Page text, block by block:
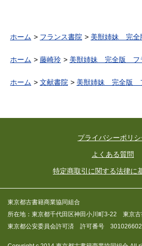
ホーム フランス書院 美獣姉妹 完全
ホーム 藤崎玲 美獣姉妹 完全版 フ
ホーム 文献書院 美獣姉妹 完全版
プライバシーポリシ
よくある質問
特定商取引に関する法律に
東京都古書籍商業協同組合
所在地：東京都千代田区神田小川町3-22 東京古
東京都公安委員会許可済 許可番号